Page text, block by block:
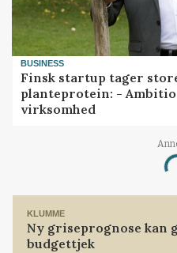
BUSINESS
Finsk startup tager
planteprotein: -
virksomhed
KLUMME
Ny griseprognose kan
budgettjek